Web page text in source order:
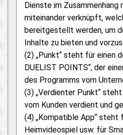
Dienste im Zusammenhang
miteinander verknüpft,
bereitgestellt werden, um
Inhalte zu bieten und
(2) „Punkt“ steht für einen
DUELIST POINTS“, der
des Programms vom
(3) „Verdienter Punkt“
vom Kunden verdient und
(4) „Kompatible App“ steht
Heimvideospiel usw. für